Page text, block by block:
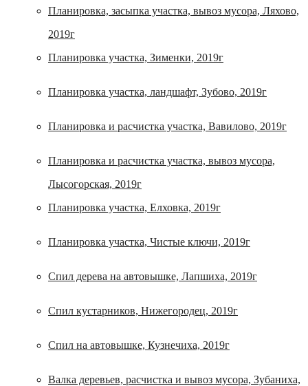
Планировка, засыпка участка, вывоз мусора, Ляхово,
2019г
Планировка участка, Зименки, 2019г
Планировка участка, ландшафт, Зубово, 2019г
Планировка и расчистка участка, Вавилово, 2019г
Планировка и расчистка участка, вывоз мусора,
Лысогорская, 2019г
Планировка участка, Елховка, 2019г
Планировка участка, Чистые ключи, 2019г
Спил дерева на автовышке, Лапшиха, 2019г
Спил кустарников, Нижегородец, 2019г
Спил на автовышке, Кузнечиха, 2019г
Валка деревьев, расчистка и вывоз мусора, Зубаниха,